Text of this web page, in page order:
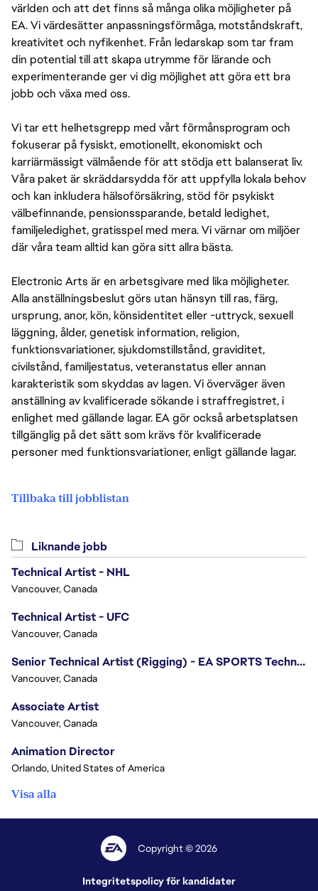
världen och att det finns så många olika möjligheter på
EA. Vi värdesätter anpassningsförmåga, motståndskraft,
kreativitet och nyfikenhet. Från ledarskap som tar fram
din potential till att skapa utrymme för lärande och
experimenterande ger vi dig möjlighet att göra ett bra
jobb och växa med oss.
Vi tar ett helhetsgrepp med vårt förmånsprogram och
fokuserar på fysiskt, emotionellt, ekonomiskt och
karriärmässigt välmående för att stödja ett balanserat liv.
Våra paket är skräddarsydda för att uppfylla lokala behov
och kan inkludera hälsoförsäkring, stöd för psykiskt
välbefinnande, pensionssparande, betald ledighet,
familjeledighet, gratisspel med mera. Vi värnar om miljöer
där våra team alltid kan göra sitt allra bästa.
Electronic Arts är en arbetsgivare med lika möjligheter.
Alla anställningsbeslut görs utan hänsyn till ras, färg,
ursprung, anor, kön, könsidentitet eller -uttryck, sexuell
läggning, ålder, genetisk information, religion,
funktionsvariationer, sjukdomstillstånd, graviditet,
civilstånd, familjestatus, veteranstatus eller annan
karakteristik som skyddas av lagen. Vi överväger även
anställning av kvalificerade sökande i straffregistret, i
enlighet med gällande lagar. EA gör också arbetsplatsen
tillgänglig på det sätt som krävs för kvalificerade
personer med funktionsvariationer, enligt gällande lagar.
Tillbaka till jobblistan
Liknande jobb
Technical Artist - NHL
Vancouver, Canada
Technical Artist - UFC
Vancouver, Canada
Senior Technical Artist (Rigging) - EA SPORTS Technology
Vancouver, Canada
Associate Artist
Vancouver, Canada
Animation Director
Orlando, United States of America
Visa alla
Copyright © 2026
Integritetspolicy för kandidater